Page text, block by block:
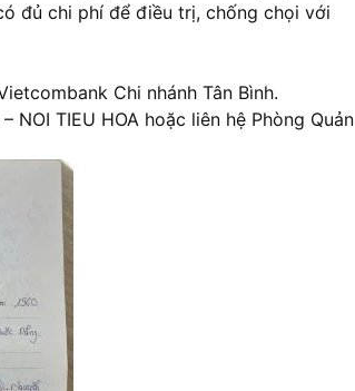
đủ chi phí để điều trị, chống chọi với
Chi nhánh Tân Bình.
NOI TIEU HOA hoặc liên hệ Phòng Quản